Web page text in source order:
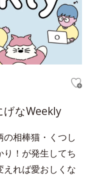
げなWeekly
相棒猫・くつし
！が発生してち
えれば愛おしくな